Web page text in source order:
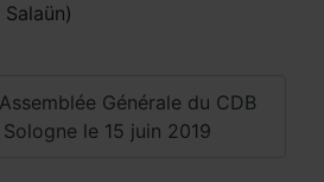
Générale du CDB
le 15 juin 2019